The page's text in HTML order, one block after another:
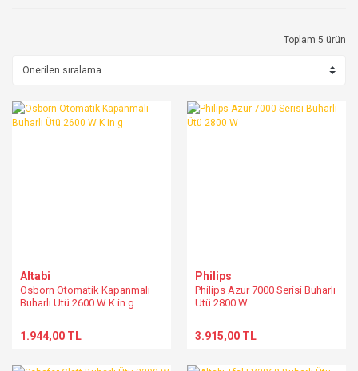
Toplam 5 ürün
Altabi
Osborn Otomatik Kapanmalı
Buharlı Ütü 2600 W K in g
1.944,00 TL
Philips
Philips Azur 7000 Serisi Buharlı
Ütü 2800 W
3.915,00 TL